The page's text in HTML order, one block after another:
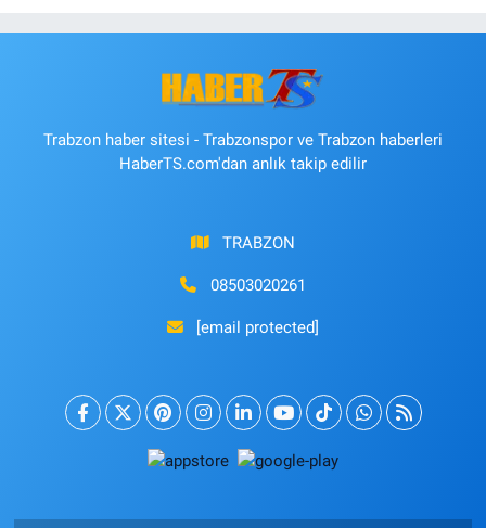
Trabzon haber sitesi - Trabzonspor ve Trabzon haberleri
HaberTS.com'dan anlık takip edilir
TRABZON
08503020261
[email protected]